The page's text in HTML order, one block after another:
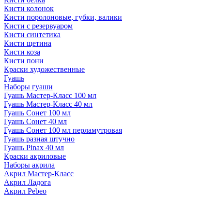
Кисти колонок
Кисти поролоновые, губки, валики
Кисти с резервуаром
Кисти синтетика
Кисти щетина
Кисти коза
Кисти пони
Краски художественные
Гуашь
Наборы гуаши
Гуашь Мастер-Класс 100 мл
Гуашь Мастер-Класс 40 мл
Гуашь Сонет 100 мл
Гуашь Сонет 40 мл
Гуашь Сонет 100 мл перламутровая
Гуашь разная штучно
Гуашь Pinax 40 мл
Краски акриловые
Наборы акрила
Акрил Мастер-Класс
Акрил Ладога
Акрил Pebeo